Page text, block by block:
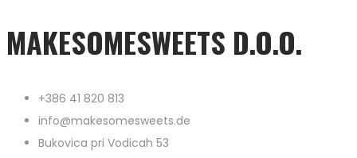
MAKESOMESWEETS D.O.O.
+386 41 820 813
info@makesomesweets.de
Bukovica pri Vodicah 53